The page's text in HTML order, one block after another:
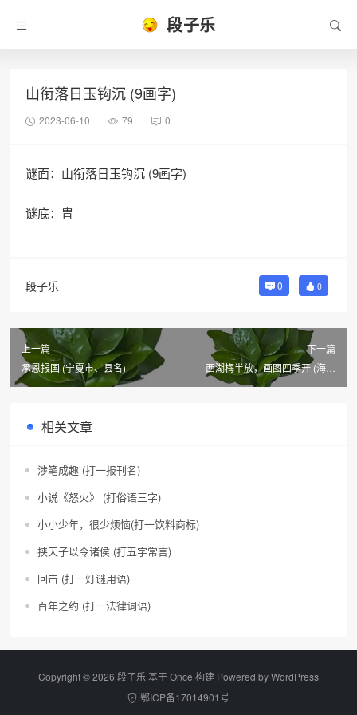
段子乐
山衔落日玉钩沉 (9画字)
2023-06-10 79 0
谜面：山衔落日玉钩沉 (9画字)
谜底：胄
段子乐 0 0
上一篇
承恩报国 (宁夏市、县名)
下一篇
西湖梅半放，画图四季开 (海南
相关文章
涉笔成趣 (打一报刊名)
小说《怒火》 (打俗语三字)
小小少年，很少烦恼(打一饮料商标)
挟天子以令诸侯 (打五字常言)
回击 (打一灯谜用语)
百年之约 (打一法律词语)
Copyright © 2026 段子乐 基于 Once 构建 Powered byWordPress
鄂ICP备17014901号